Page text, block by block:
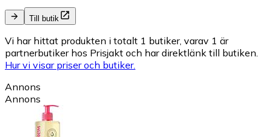
Till butik
Vi har hittat produkten i totalt 1 butiker, varav 1 är
partnerbutiker hos Prisjakt och har direktlänk till butiken.
Hur vi visar priser och butiker.
Annons
Annons